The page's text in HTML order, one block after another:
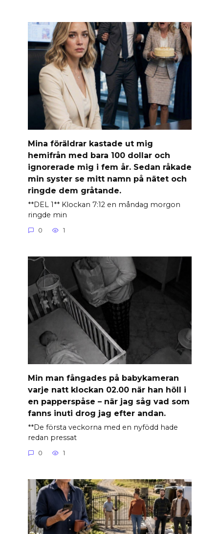
Mina föräldrar kastade ut mig
hemifrån med bara 100 dollar och
ignorerade mig i fem år. Sedan råkade
min syster se mitt namn på nätet och
ringde dem gråtande.
**DEL 1** Klockan 7:12 en måndag morgon
ringde min
0 1
Min man fångades på babykameran
varje natt klockan 02.00 när han höll i
en papperspåse – när jag såg vad som
fanns inuti drog jag efter andan.
**De första veckorna med en nyfödd hade
redan pressat
0 1